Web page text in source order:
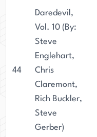
44
Daredevil,
Vol. 10 (By:
Steve
Englehart,
Chris
Claremont,
Rich Buckler,
Steve
Gerber)